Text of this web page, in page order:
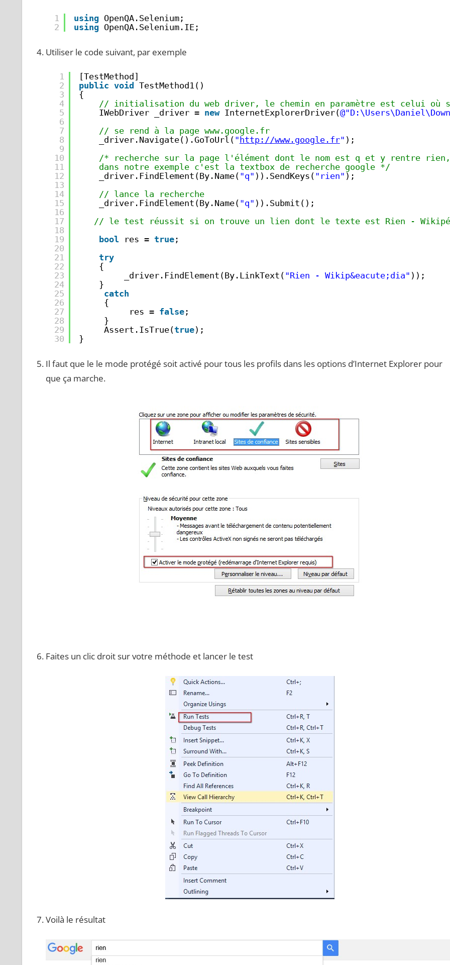
1
2
using OpenQA.Selenium;
using OpenQA.Selenium.IE;
Utiliser le code suivant, par exemple
1
2
3
4
5
6
7
8
9
10
11
12
13
14
15
16
17
18
19
20
21
22
23
24
25
26
27
28
29
30
[TestMethod]
public void
TestMethod1()
{
// initialisation du web driver, le chemin en paramètre est celui où
IWebDriver _driver = new InternetExplorerDriver(
// se rend à la page www.google.fr
_driver.Navigate().GoToUrl( " http://www.google.fr" );
/* recherche sur la page l'élément dont le nom est q et y rentre rien,
dans notre exemple c'est la textbox de recherche google */
_driver.FindElement(By.Name( "q" )).SendKeys( "rien" );
// lance la recherche
_driver.FindElement(By.Name( "q" )).Submit();
// le test réussit si on trouve un lien dont le texte est Rien -
bool
res = true;
try
{
_driver.FindElement(By.LinkText( "Rien - Wikip&eacute;dia" ));
}
catch
{
res = false;
}
Assert.IsTrue(true);
}
Il faut que le le mode protégé soit activé pour tous les profils dans les options d’Internet Explorer pour
que ça marche.
Faites un clic droit sur votre méthode et lancer le test
Voilà le résultat